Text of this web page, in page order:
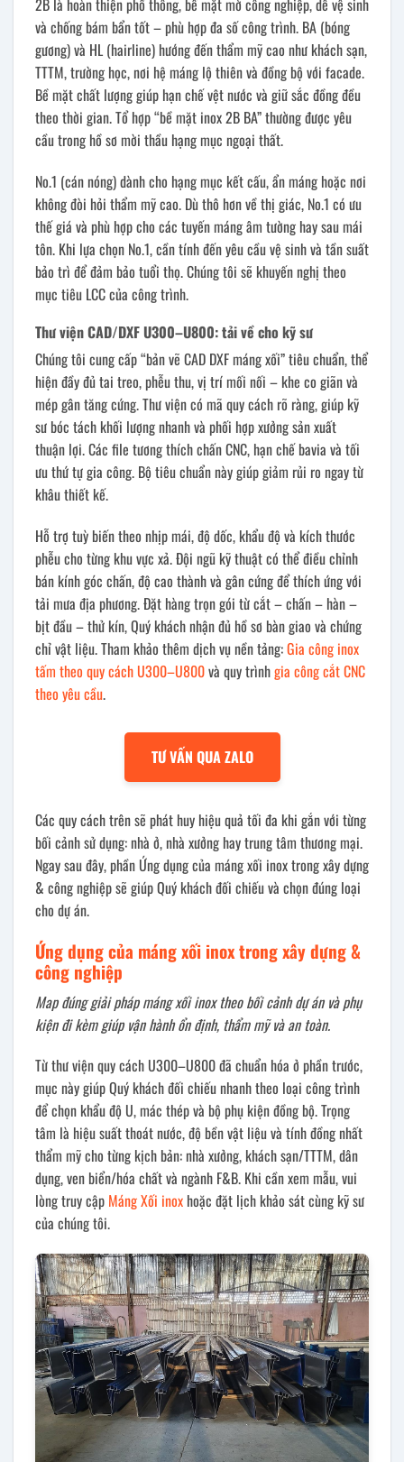
và chống bám bẩn tốt – phù hợp đa số công trình. BA (bóng
gương) và HL (hairline) hướng đến thẩm mỹ cao như khách sạn,
TTTM, trường học, nơi hệ máng lộ thiên và đồng bộ với facade.
Bề mặt chất lượng giúp hạn chế vệt nước và giữ sắc đồng đều
theo thời gian. Tổ hợp “bề mặt inox 2B BA” thường được yêu
cầu trong hồ sơ mời thầu hạng mục ngoại thất.
No.1 (cán nóng) dành cho hạng mục kết cấu, ẩn máng hoặc nơi
không đòi hỏi thẩm mỹ cao. Dù thô hơn về thị giác, No.1 có ưu
thế giá và phù hợp cho các tuyến máng âm tường hay sau mái
tôn. Khi lựa chọn No.1, cần tính đến yêu cầu vệ sinh và tần suất
bảo trì để đảm bảo tuổi thọ. Chúng tôi sẽ khuyến nghị theo
mục tiêu LCC của công trình.
Thư viện CAD/DXF U300–U800: tải về cho kỹ sư
Chúng tôi cung cấp “bản vẽ CAD DXF máng xối” tiêu chuẩn, thể
hiện đầy đủ tai treo, phễu thu, vị trí mối nối – khe co giãn và
mép gân tăng cứng. Thư viện có mã quy cách rõ ràng, giúp kỹ
sư bóc tách khối lượng nhanh và phối hợp xưởng sản xuất
thuận lợi. Các file tương thích chấn CNC, hạn chế bavia và tối
ưu thứ tự gia công. Bộ tiêu chuẩn này giúp giảm rủi ro ngay từ
khâu thiết kế.
Hỗ trợ tuỳ biến theo nhịp mái, độ dốc, khẩu độ và kích thước
phễu cho từng khu vực xả. Đội ngũ kỹ thuật có thể điều chỉnh
bán kính góc chấn, độ cao thành và gân cứng để thích ứng với
tải mưa địa phương. Đặt hàng trọn gói từ cắt – chấn – hàn –
bịt đầu – thử kín, Quý khách nhận đủ hồ sơ bàn giao và chứng
chỉ vật liệu. Tham khảo thêm dịch vụ nền tảng:Gia công inox
tấm theo quy cách U300–U800và quy trìnhgia công cắt CNC
theo yêu cầu.
TƯ VẤN QUA ZALO
Các quy cách trên sẽ phát huy hiệu quả tối đa khi gắn với từng
bối cảnh sử dụng: nhà ở, nhà xưởng hay trung tâm thương mại.
Ngay sau đây, phần Ứng dụng của máng xối inox trong xây dựng
& công nghiệp sẽ giúp Quý khách đối chiếu và chọn đúng loại
cho dự án.
Ứng dụng của máng xối inox trong xây dựng &
công nghiệp
Map đúng giải pháp máng xối inox theo bối cảnh dự án và phụ
kiện đi kèm giúp vận hành ổn định, thẩm mỹ và an toàn.
Từ thư viện quy cách U300–U800 đã chuẩn hóa ở phần trước,
mục này giúp Quý khách đối chiếu nhanh theo loại công trình
để chọn khẩu độ U, mác thép và bộ phụ kiện đồng bộ. Trọng
tâm là hiệu suất thoát nước, độ bền vật liệu và tính đồng nhất
thẩm mỹ cho từng kịch bản: nhà xưởng, khách sạn/TTTM, dân
dụng, ven biển/hóa chất và ngành F&B. Khi cần xem mẫu, vui
lòng truy cập Máng Xối inox hoặc đặt lịch khảo sát cùng kỹ sư
của chúng tôi.